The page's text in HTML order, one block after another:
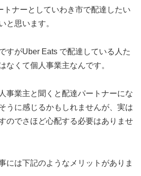
トナーとしていわき市で配達したい
と思います。
すがUber Eats で配達している人た
なくて個人事業主なんです。
事業主と聞くと配達パートナーにな
うに感じるかもしれませんが、実は
のでさほど心配する必要はありませ
には下記のようなメリットがありま